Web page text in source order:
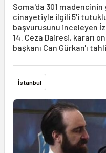
Soma'da 301 madencinin
cinayetiyle ilgili 5'i tutuklu
başvurusunu inceleyen
14. Ceza Dairesi, kararı
başkanı Can Gürkan'ı
İstanbul